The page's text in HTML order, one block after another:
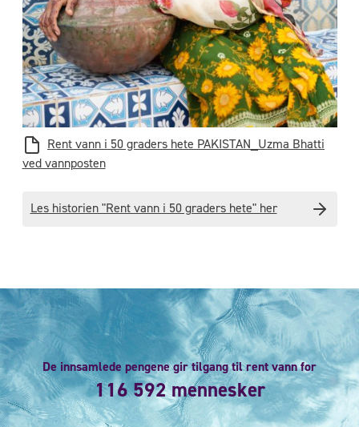
Rent vann i 50 graders hete PAKISTAN_Uzma Bhatti
ved vannposten
Les historien "Rent vann i 50 graders hete" her
De innsamlede pengene gir tilgang til rent vann for
116 592 mennesker